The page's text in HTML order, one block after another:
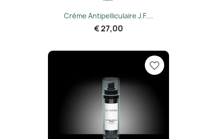
Crème Antipelliculaire J.f....
€ 27,00
favorite_border